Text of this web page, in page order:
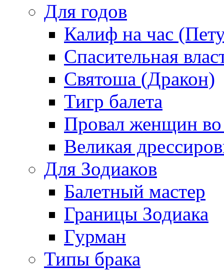
Для годов
Калиф на час
Спасительная
Святоша (Дракон)
Тигр балета
Провал женщин во
Великая
Для Зодиаков
Балетный мастер
Границы Зодиака
Гурман
Типы брака